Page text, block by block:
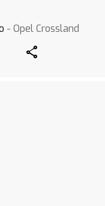
- Opel Crossland
Share